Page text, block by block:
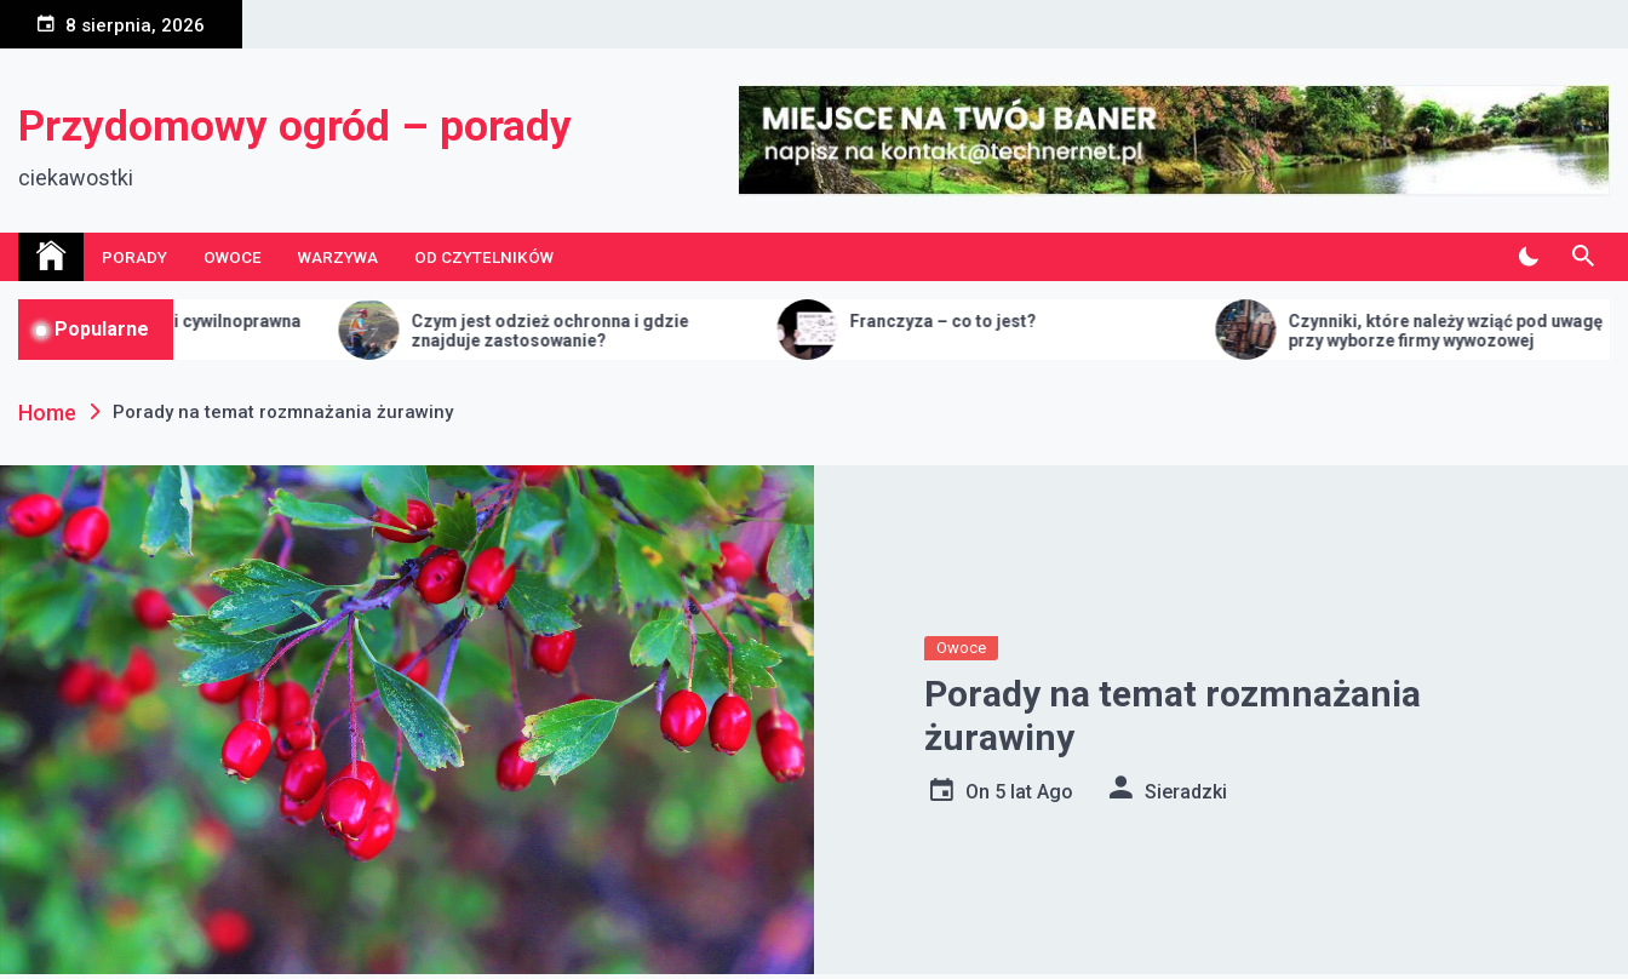
8 sierpnia, 2026
Przydomowy ogród – porady
ciekawostki
PORADY OWOCE WARZYWA OD CZYTELNIKÓW
Popularne
cywilnoprawna
Czym jest odzież ochronna i gdzie
znajduje zastosowanie?
Franczyza – co to jest?
Czynniki, które należy wziąć pod uwagę
przy wyborze firmy wywozowej
Home Porady na temat rozmnażania żurawiny
Owoce
Porady na temat rozmnażania
żurawiny
On 5 lat Ago Sieradzki